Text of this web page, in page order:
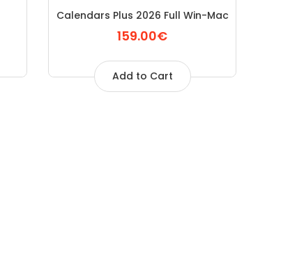
Calendars Plus 2026 Full Win-Mac
159.00€
Add to Cart